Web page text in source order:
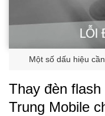
Một số dấu hiệu
Thay đèn
Trung Mobile